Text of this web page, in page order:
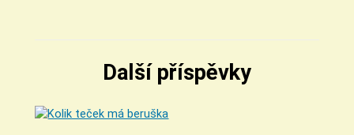
Další příspěvky